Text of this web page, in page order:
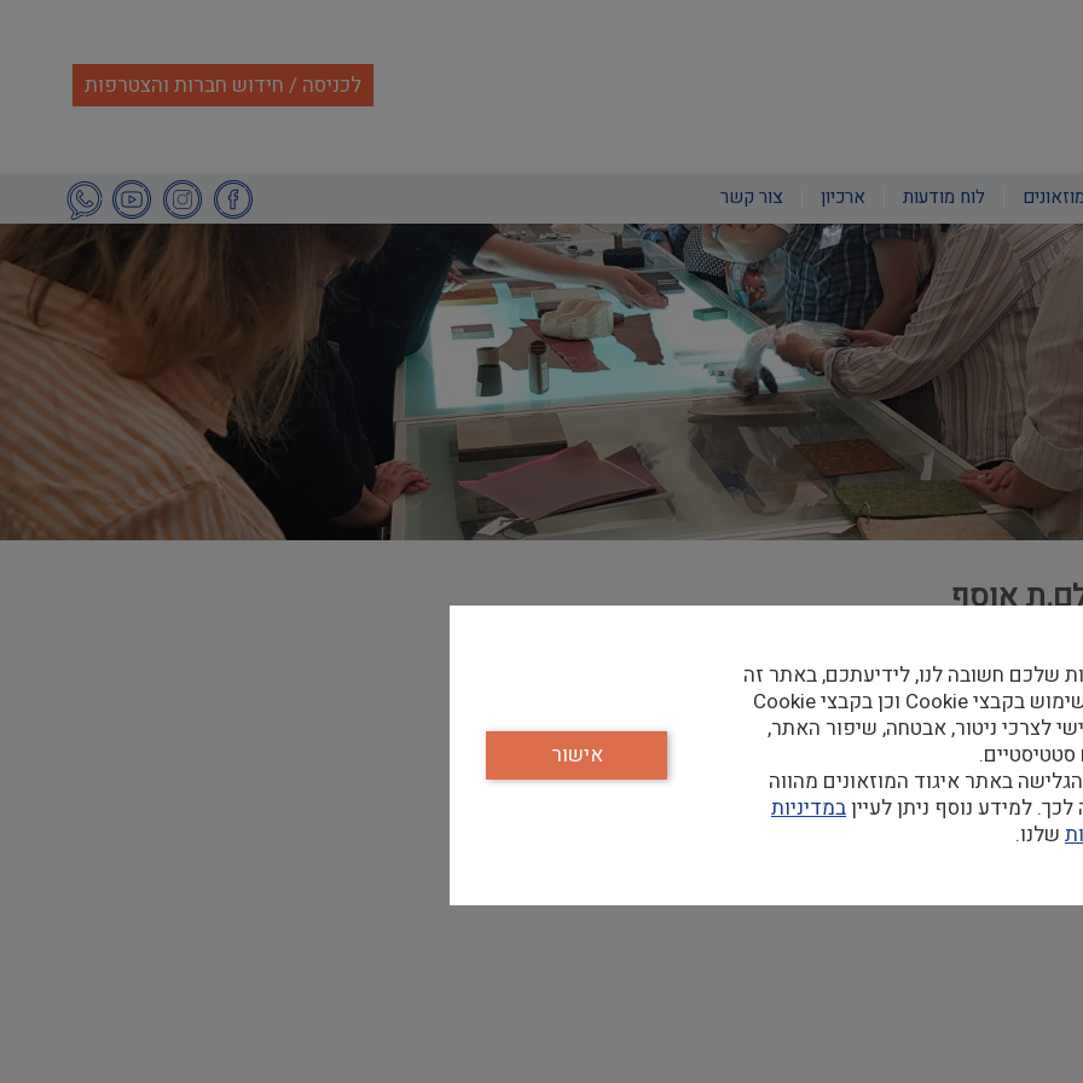
לכניסה / חידוש חברות והצטרפות
לוח מודעות ארכיון צור קשר
אוסף
ובמדיות השונות.
שלכם חשובה לנו, לידיעתכם, באתר זה
נעשה שימוש בקבצי Cookie וכן בקבצי Cookie
לצרכי ניטור, אבטחה, שיפור האתר,
סטטיסטיים.
באתר איגוד המוזאונים מהווה
למידע נוסף ניתן לעייןבמדיניות
שלנו.
אישור